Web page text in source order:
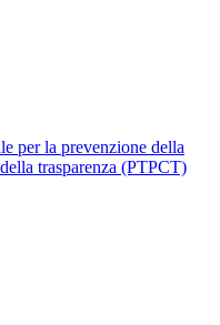
per la prevenzione della
trasparenza (PTPCT)